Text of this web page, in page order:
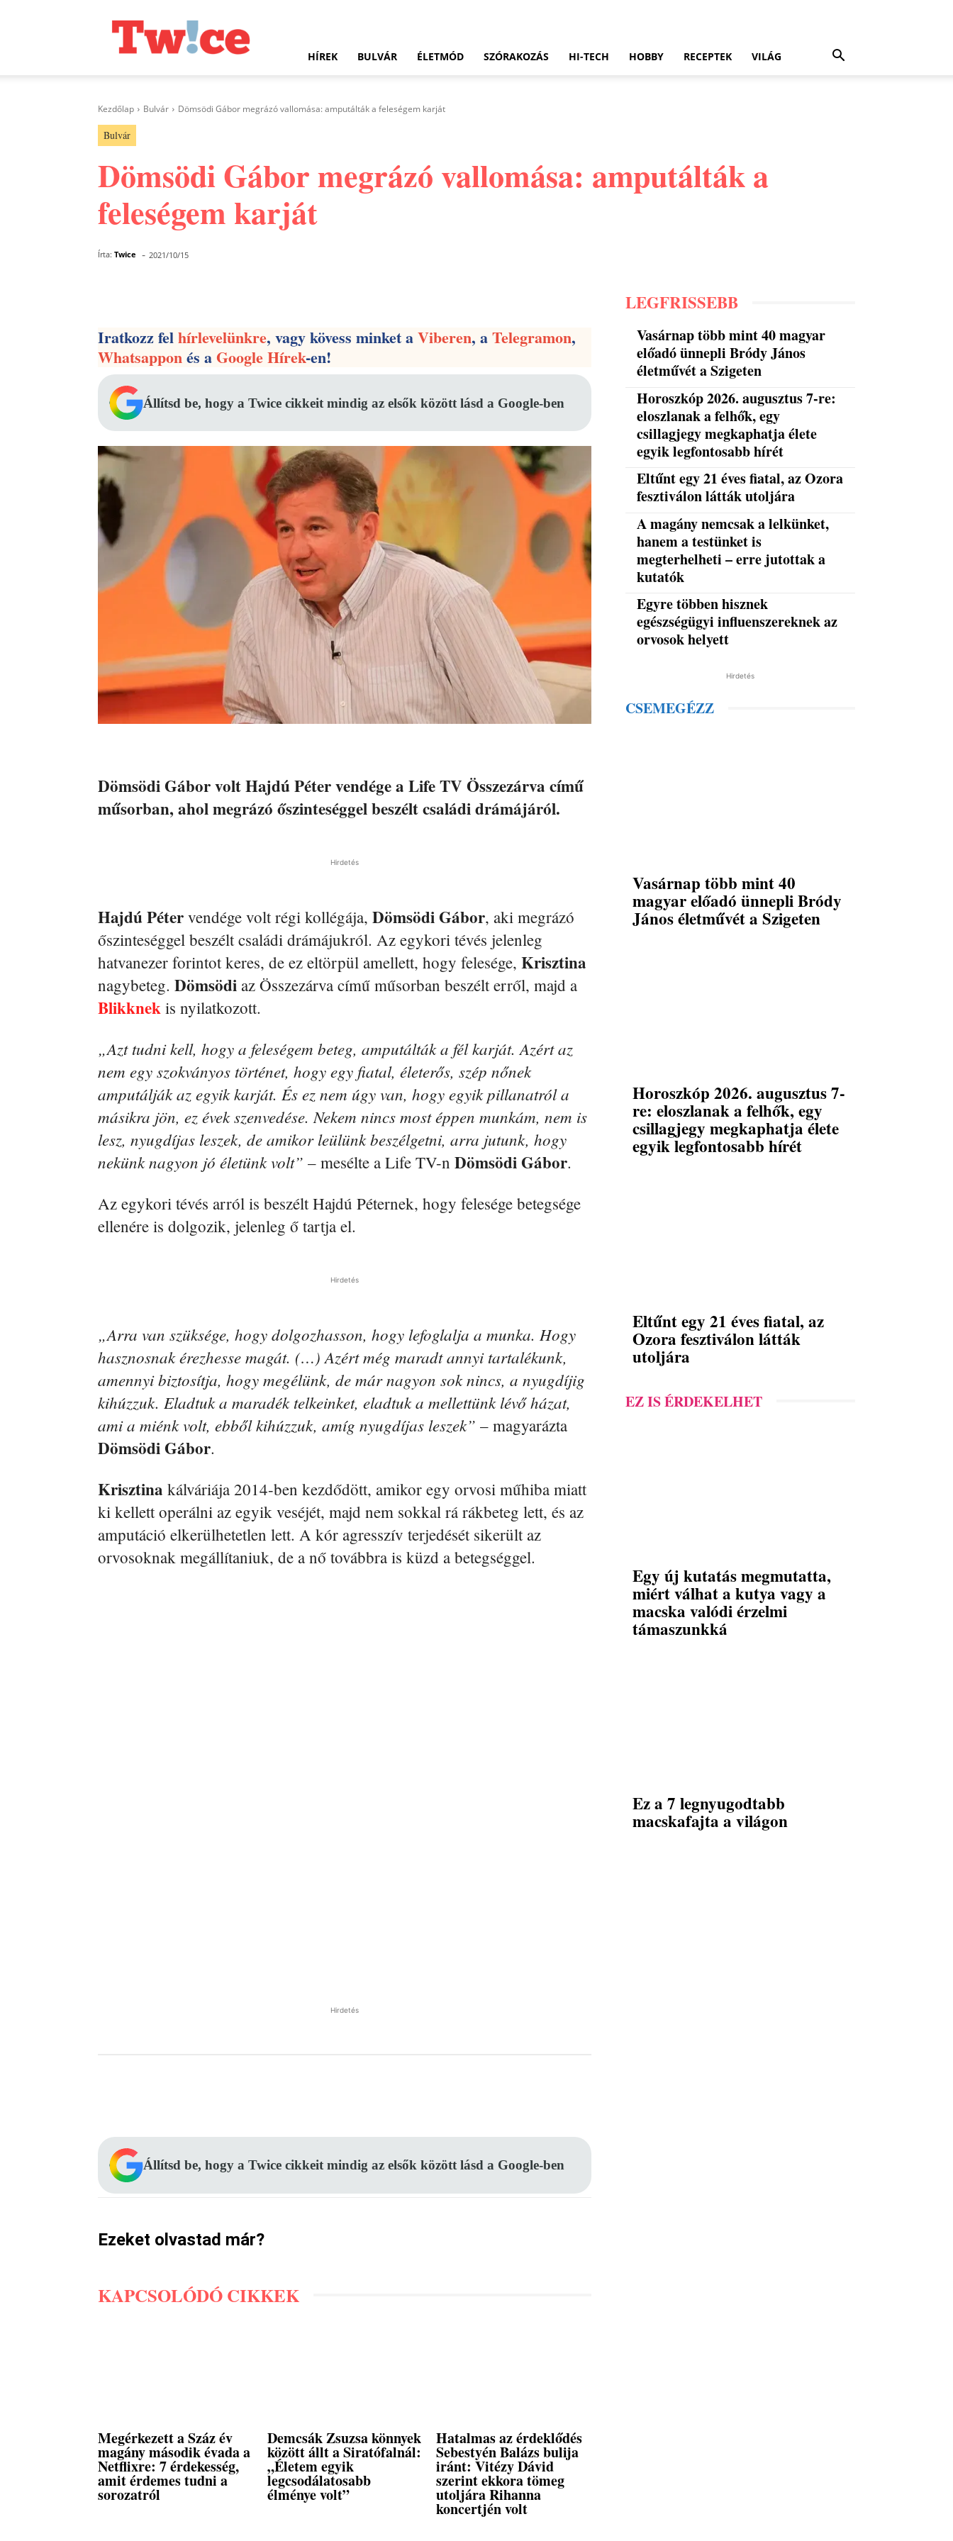
HÍREK BULVÁR ÉLETMÓD SZÓRAKOZÁS HI-TECH HOBBY RECEPTEK VILÁG
Kezdőlap Bulvár Dömsödi Gábor megrázó vallomása: amputálták a feleségem karját
Bulvár
Dömsödi Gábor megrázó vallomása: amputálták a
feleségem karját
Írta: Twice - 2021/10/15
Iratkozz felhírlevelünkre, vagy kövess minket aViberen, aTelegramon,
Whatsapponés aGoogle Hírek-en!
Állítsd be, hogy a Twice cikkeit mindig az elsők között lásd a Google-ben
Dömsödi Gábor volt Hajdú Péter vendége a Life TV Összezárva című
műsorban, ahol megrázó őszinteséggel beszélt családi drámájáról.
Hirdetés
Hajdú Péter vendége volt régi kollégája, Dömsödi Gábor, aki megrázó
őszinteséggel beszélt családi drámájukról. Az egykori tévés jelenleg
hatvanezer forintot keres, de ez eltörpül amellett, hogy felesége, Krisztina
nagybeteg. Dömsödi az Összezárva című műsorban beszélt erről, majd a
Blikknek is nyilatkozott.
„Azt tudni kell, hogy a feleségem beteg, amputálták a fél karját. Azért az
nem egy szokványos történet, hogy egy fiatal, életerős, szép nőnek
amputálják az egyik karját. És ez nem úgy van, hogy egyik pillanatról a
másikra jön, ez évek szenvedése. Nekem nincs most éppen munkám, nem is
lesz, nyugdíjas leszek, de amikor leülünk beszélgetni, arra jutunk, hogy
nekünk nagyon jó életünk volt” – mesélte a Life TV-n Dömsödi Gábor.
Az egykori tévés arról is beszélt Hajdú Péternek, hogy felesége betegsége
ellenére is dolgozik, jelenleg ő tartja el.
Hirdetés
„Arra van szüksége, hogy dolgozhasson, hogy lefoglalja a munka. Hogy
hasznosnak érezhesse magát. (…) Azért még maradt annyi tartalékunk,
amennyi biztosítja, hogy megélünk, de már nagyon sok nincs, a nyugdíjig
kihúzzuk. Eladtuk a maradék telkeinket, eladtuk a mellettünk lévő házat,
ami a miénk volt, ebből kihúzzuk, amíg nyugdíjas leszek” – magyarázta
Dömsödi Gábor.
Krisztina kálváriája 2014-ben kezdődött, amikor egy orvosi műhiba miatt
ki kellett operálni az egyik veséjét, majd nem sokkal rá rákbeteg lett, és az
amputáció elkerülhetetlen lett. A kór agresszív terjedését sikerült az
orvosoknak megállítaniuk, de a nő továbbra is küzd a betegséggel.
Hirdetés
Állítsd be, hogy a Twice cikkeit mindig az elsők között lásd a Google-ben
Ezeket olvastad már?
KAPCSOLÓDÓ CIKKEK
Megérkezett a Száz év
magány második évada a
Netflixre: 7 érdekesség,
amit érdemes tudni a
sorozatról
Demcsák Zsuzsa könnyek
között állt a Siratófalnál:
„Életem egyik
legcsodálatosabb
élménye volt”
Hatalmas az érdeklődés
Sebestyén Balázs bulija
iránt: Vitézy Dávid
szerint ekkora tömeg
utoljára Rihanna
koncertjén volt
LEGFRISSEBB
Vasárnap több mint 40 magyar
előadó ünnepli Bródy János
életművét a Szigeten
Horoszkóp 2026. augusztus 7-re:
eloszlanak a felhők, egy
csillagjegy megkaphatja élete
egyik legfontosabb hírét
Eltűnt egy 21 éves fiatal, az Ozora
fesztiválon látták utoljára
A magány nemcsak a lelkünket,
hanem a testünket is
megterhelheti – erre jutottak a
kutatók
Egyre többen hisznek
egészségügyi influenszereknek az
orvosok helyett
Hirdetés
CSEMEGÉZZ
Vasárnap több mint 40
magyar előadó ünnepli Bródy
János életművét a Szigeten
Horoszkóp 2026. augusztus 7-
re: eloszlanak a felhők, egy
csillagjegy megkaphatja élete
egyik legfontosabb hírét
Eltűnt egy 21 éves fiatal, az
Ozora fesztiválon látták
utoljára
EZ IS ÉRDEKELHET
Egy új kutatás megmutatta,
miért válhat a kutya vagy a
macska valódi érzelmi
támaszunkká
Ez a 7 legnyugodtabb
macskafajta a világon